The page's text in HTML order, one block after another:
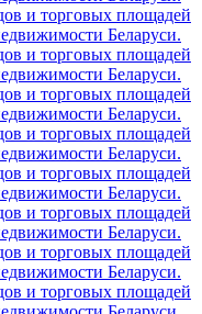
и торговых площадей
Беларуси.
и торговых площадей
Беларуси.
и торговых площадей
Беларуси.
и торговых площадей
Беларуси.
и торговых площадей
Беларуси.
и торговых площадей
Беларуси.
и торговых площадей
Беларуси.
и торговых площадей